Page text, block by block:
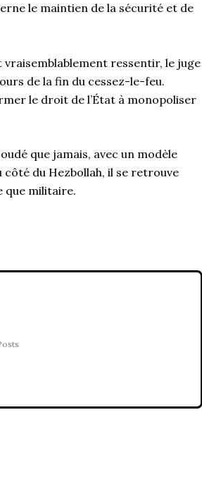
le maintien de la sécurité et de
ressentir, le juge
de la fin du cessez-le-feu.
le droit de l’État à monopoliser
que jamais, avec un modèle
du Hezbollah, il se retrouve
que militaire.